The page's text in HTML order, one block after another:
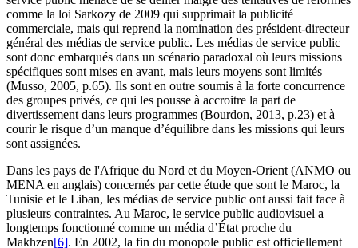
comme la loi Sarkozy de 2009 qui supprimait la publicité
commerciale, mais qui reprend la nomination des président-directeur
général des médias de service public. Les médias de service public
sont donc embarqués dans un scénario paradoxal où leurs missions
spécifiques sont mises en avant, mais leurs moyens sont limités
(Musso, 2005, p.65). Ils sont en outre soumis à la forte concurrence
des groupes privés, ce qui les pousse à accroitre la part de
divertissement dans leurs programmes (Bourdon, 2013, p.23) et à
courir le risque d’un manque d’équilibre dans les missions qui leurs
sont assignées.
Dans les pays de l'Afrique du Nord et du Moyen-Orient (ANMO ou
MENA en anglais) concernés par cette étude que sont le Maroc, la
Tunisie et le Liban, les médias de service public ont aussi fait face à
plusieurs contraintes. Au Maroc, le service public audiovisuel a
longtemps fonctionné comme un média d’État proche du
Makhzen[6]. En 2002, la fin du monopole public est officiellement